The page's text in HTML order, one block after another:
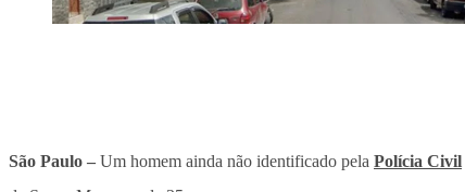
São Paulo – Um homem ainda não identificado pela Polícia Civil